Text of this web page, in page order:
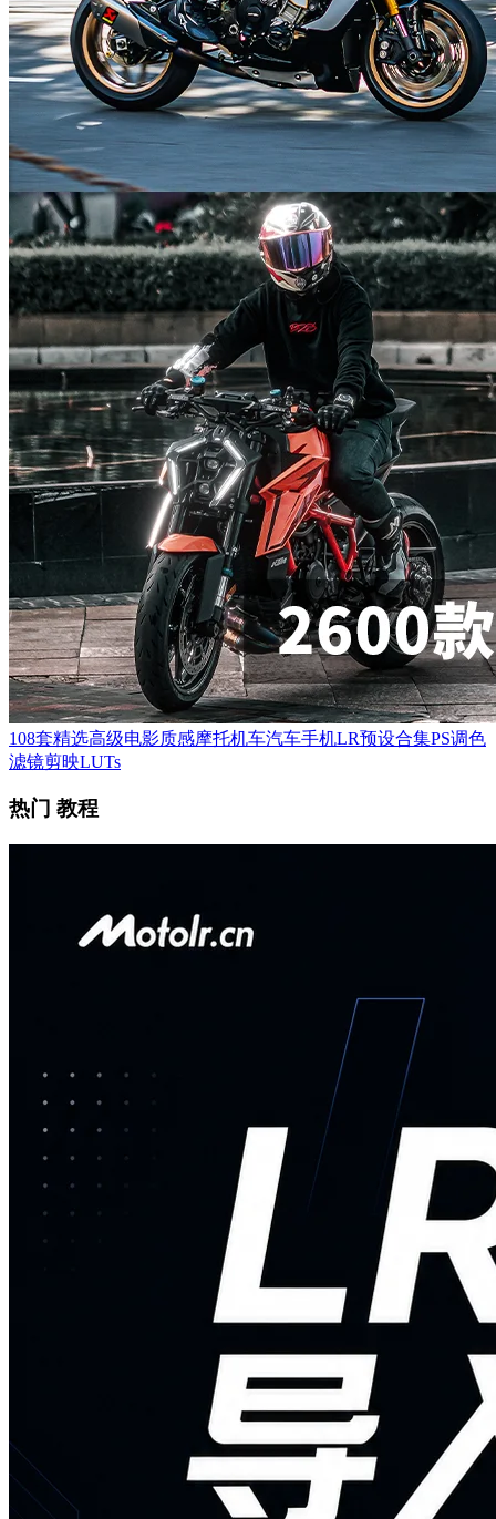
108套精选高级电影质感摩托机车汽车手机LR预设合集PS调色
滤镜剪映LUTs
热门 教程